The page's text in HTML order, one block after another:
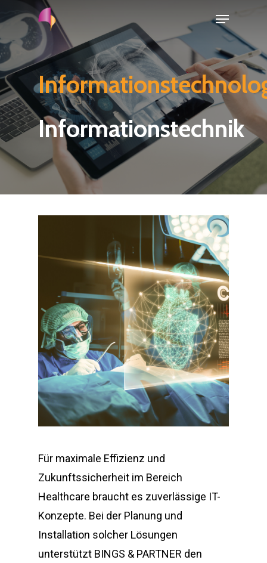
Informationstechnik
Für maximale Effizienz und
Zukunftssicherheit im Bereich
Healthcare braucht es zuverlässige IT-
Konzepte. Bei der Planung und
Installation solcher Lösungen
unterstützt BINGS & PARTNER den